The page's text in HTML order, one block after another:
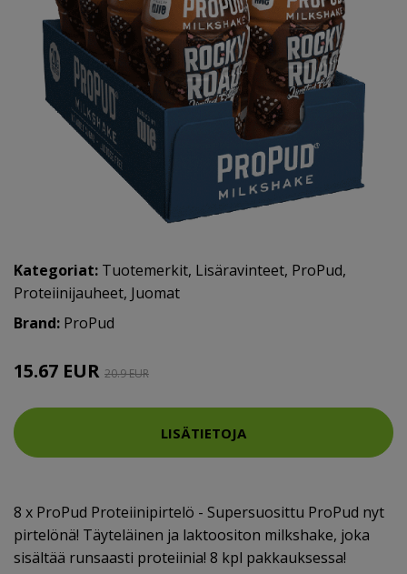
Kategoriat: Tuotemerkit, Lisäravinteet, ProPud,
Proteiinijauheet, Juomat
Brand: ProPud
15.67 EUR 20.9 EUR
LISÄTIETOJA
8 x ProPud Proteiinipirtelö - Supersuosittu ProPud nyt
pirtelönä! Täyteläinen ja laktoositon milkshake, joka
sisältää runsaasti proteiinia! 8 kpl pakkauksessa!